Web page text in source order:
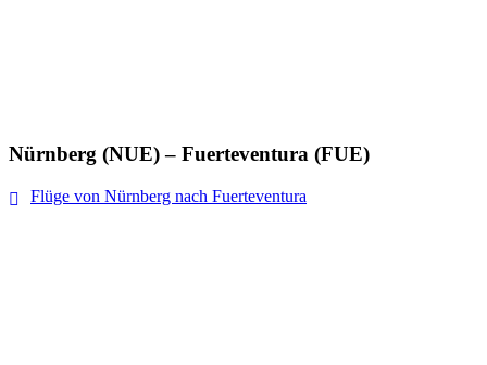
Nürnberg (NUE) – Fuerteventura (FUE)
Flüge von Nürnberg nach Fuerteventura